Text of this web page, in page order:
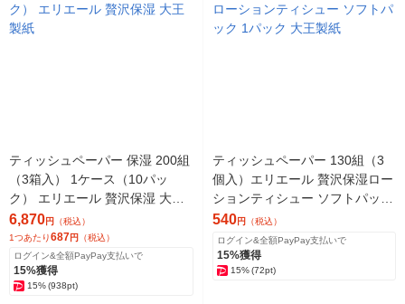
ティッシュペーパー 保湿 200組
（3箱入） 1ケース（10パッ
ク） エリエール 贅沢保湿 大王
製紙
6,870円 （税込）
1つあたり687円 （税込）
ログイン&全額PayPay支払いで
15%獲得
15%(938pt)
ティッシュペーパー 130組（3
個入）エリエール 贅沢保湿ロー
ションティシュー ソフトパック
1パック 大王製紙
540円 （税込）
ログイン&全額PayPay支払いで
15%獲得
15% (72pt)